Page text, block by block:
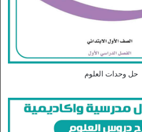
حل وحدات العلوم